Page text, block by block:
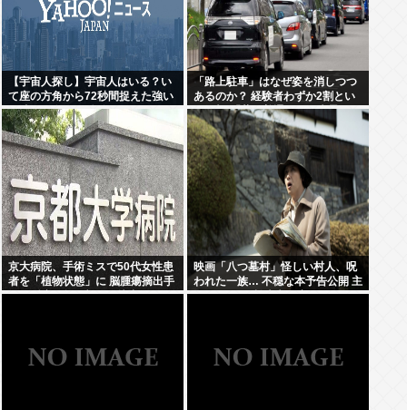
【宇宙人探し】宇宙人はいる？い
て座の方角から72秒間捉えた強い
電波、50年間正体分からぬ
「Wow！信号」…「合理的に考え
ると、宇宙人からの信号の可能
性」
「路上駐車」はなぜ姿を消しつつ
あるのか？ 経験者わずか2割とい
う衝撃!「昔は普通だった光景」が
変わり始めた理由とは
京大病院、手術ミスで50代女性患
者を「植物状態」に 脳腫瘍摘出手
術で腫瘍の無い部位を摘出してし
映画「八つ墓村」怪しい村人、呪
われた一族… 不穏な本予告公開 主
題歌はB’zの松本孝弘率いるTMG